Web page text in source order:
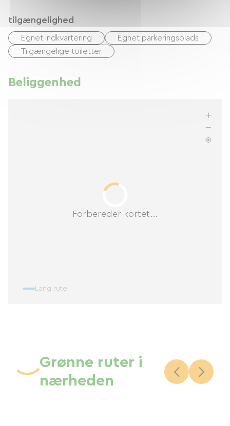
tilgængelighed
Egnet indkvartering
Egnet parkeringsplads
Tilgængelige toiletter
Beliggenhed
Forbereder kortet...
Lang rute
Grønne ruter i
nærheden